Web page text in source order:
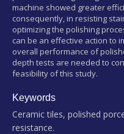
machine showed greater
consequently, in resisting
optimizing the polishing
can be an effective action to
overall performance of
depth tests are needed to
feasibility of this study.
Keywords
Ceramic tiles, polished
resistance.